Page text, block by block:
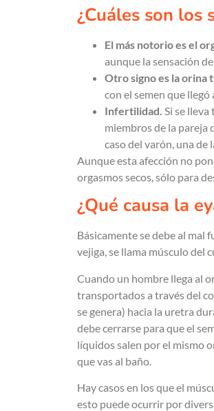
¿Cuáles son los
El más notorio es el
aunque la sensación
Otro signo es la orina
con el semen que llegó
Infertilidad. Si se
miembros de la pareja
caso del varón, una de
Aunque esta afección no
orgasmos secos, sólo para
¿Qué causa la
Básicamente se debe al mal
vejiga, se llama músculo del
Cuando un hombre llega al
transportados a través del
se genera) hacia la uretra
debe cerrarse para que el
líquidos salen por el mismo
que vas al baño.
Hay casos en los que el
esto puede ocurrir por